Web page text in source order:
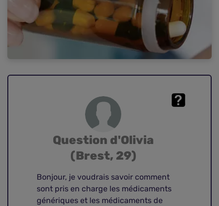
Question d'Olivia
(Brest, 29)
Bonjour, je voudrais savoir comment
sont pris en charge les médicaments
génériques et les médicaments de